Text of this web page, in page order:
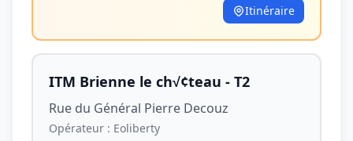
Itinéraire
ITM Brienne le ch√¢teau - T2
Rue du Général Pierre Decouz
Opérateur : Eoliberty